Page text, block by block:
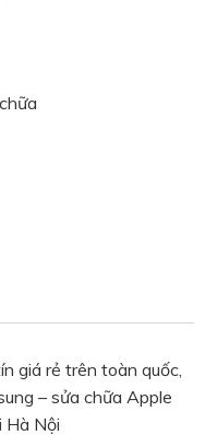
giá rẻ trên toàn quốc,
– sửa chữa Apple
Nội